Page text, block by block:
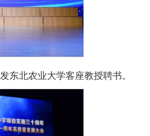
东北农业大学客座教授聘书。